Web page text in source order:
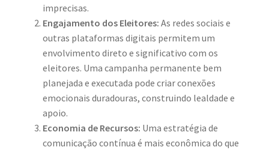
imprecisas.
Engajamento dos Eleitores: As redes sociais e
outras plataformas digitais permitem um
envolvimento direto e significativo com os
eleitores. Uma campanha permanente bem
planejada e executada pode criar conexões
emocionais duradouras, construindo lealdade e
apoio.
Economia de Recursos: Uma estratégia de
comunicação contínua é mais econômica do que